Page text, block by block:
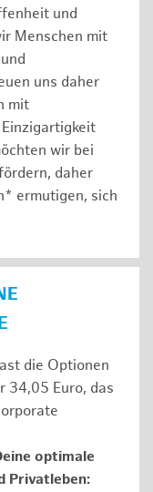
und
Menschen mit
uns daher
mit
wir bei
daher
ermutigen, sich
die Optionen
34,05 Euro, das
optimale
Privatleben: